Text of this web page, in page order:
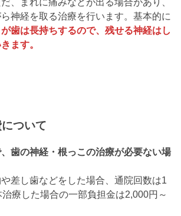
、まれに痛みなどが出る場合があり、
神経を取る治療を行います。基本的に
歯は長持ちするので、残せる神経はし
ます。
ついて
歯の神経・根っこの治療が必要ない場
差し歯などをした場合、通院回数は1
療した場合の一部負担金は2,000円～